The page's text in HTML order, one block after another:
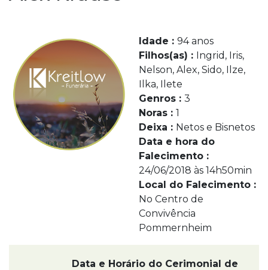
Idade : 94 anos
Filhos(as) : Ingrid, Iris,
Nelson, Alex, Sido, Ilze,
Ilka, Ilete
Genros : 3
Noras : 1
Deixa : Netos e Bisnetos
Data e hora do
Falecimento :
24/06/2018 às 14h50min
Local do Falecimento :
No Centro de
Convivência
Pommernheim
Data e Horário do Cerimonial de